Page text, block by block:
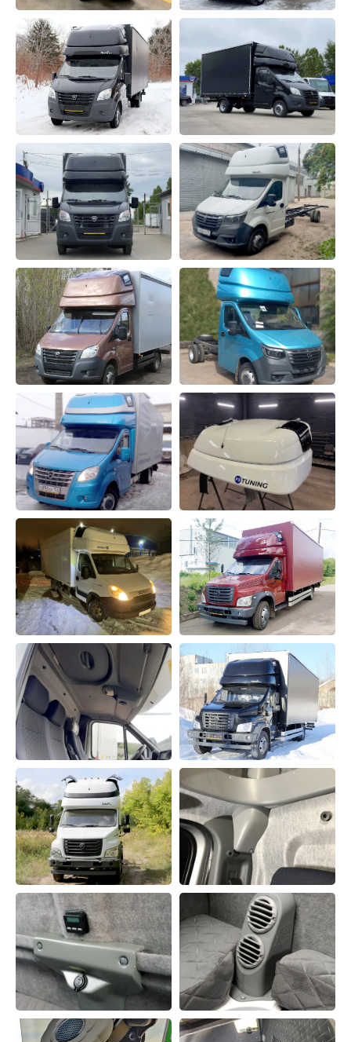
Почты:
info@fs-tuning.ru – общая
sales@fs-tuning.ru – отдел продаж
Телефон:
8 999 077 38 37
Соц. сети:
Режим работы:
Звонки принимаем
с 8:00 до 20:00.
пн-пт: с 8:00 до 18:00
Обратная связь
ОТПРАВИТЬ
Нажимая кнопку, Вы даёте согласие на обработку
персональных данных